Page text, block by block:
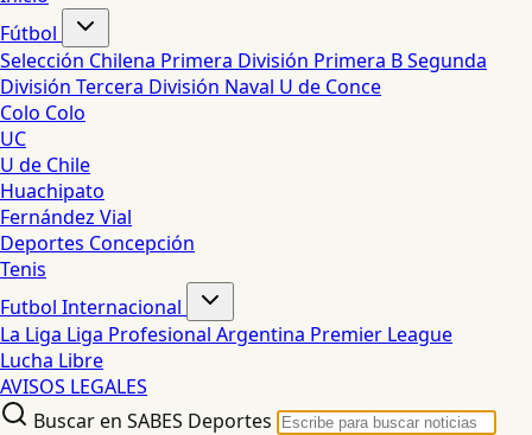
Fútbol
Selección Chilena Primera División Primera BSegunda
División Tercera División Naval U de Conce
Colo Colo
UC
U de Chile
Huachipato
Fernández Vial
Deportes Concepción
Tenis
Futbol Internacional
La Liga Liga Profesional Argentina Premier League
Lucha Libre
AVISOS LEGALES
Buscar en SABES Deportes